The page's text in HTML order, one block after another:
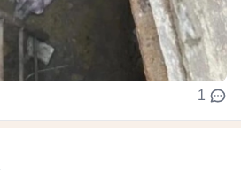
1